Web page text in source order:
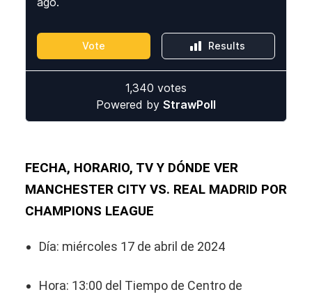
FECHA, HORARIO, TV Y DÓNDE VER
MANCHESTER CITY VS. REAL MADRID POR
CHAMPIONS LEAGUE
Día: miércoles 17 de abril de 2024
Hora: 13:00 del Tiempo de Centro de